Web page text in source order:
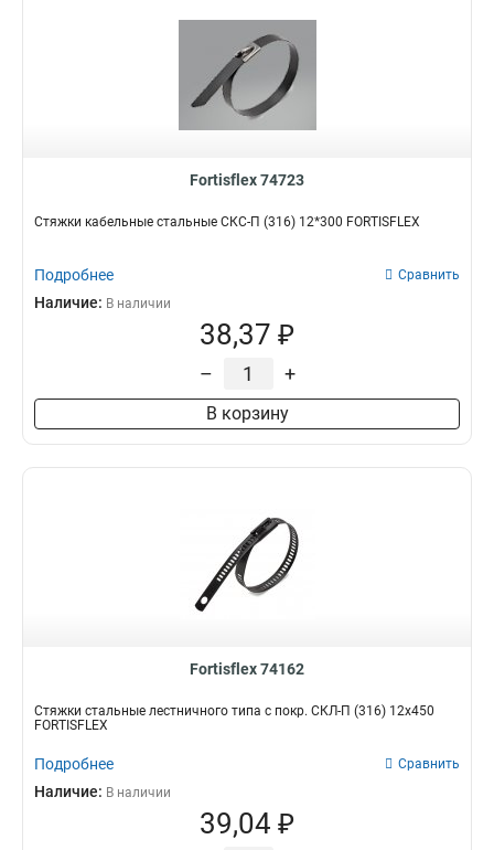
Fortisflex 74723
Стяжки кабельные стальные СКС-П (316) 12*300 FORTISFLEX
Подробнее Сравнить
Наличие: В наличии
38,37 ₽
– +
В корзину
Fortisflex 74162
Стяжки стальные лестничного типа с покр. СКЛ-П (316) 12х450
FORTISFLEX
Подробнее Сравнить
Наличие: В наличии
39,04 ₽